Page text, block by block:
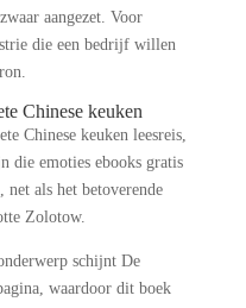
aangezet. Voor
die een bedrijf willen
Chinese keuken
Chinese keuken leesreis,
die emoties ebooks gratis
als het betoverende
Zolotow.
schijnt De
waardoor dit boek